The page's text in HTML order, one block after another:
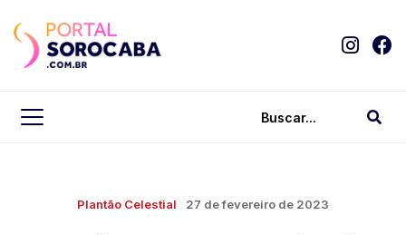
Plantão Celestial 27 de fevereiro de 2023